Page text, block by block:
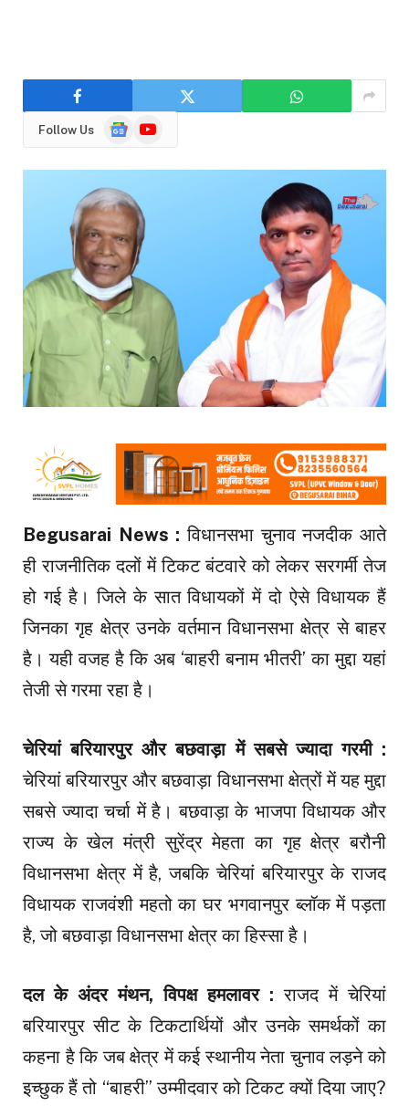
Follow Us
GoogleYouTube
Begusarai News :विधानसभा चुनाव नजदीक आते
ही राजनीतिक दलों में टिकट बंटवारे को लेकर सरगर्मी तेज
हो गई है। जिले के सात विधायकों में दो ऐसे विधायक हैं
जिनका गृह क्षेत्र उनके वर्तमान विधानसभा क्षेत्र से बाहर
है। यही वजह है कि अब ‘बाहरी बनाम भीतरी’ का मुद्दा यहां
तेजी से गरमा रहा है।
चेरियां बरियारपुर और बछवाड़ा में सबसे ज्यादा गरमी :
चेरियां बरियारपुर और बछवाड़ा विधानसभा क्षेत्रों में यह मुद्दा
सबसे ज्यादा चर्चा में है। बछवाड़ा के भाजपा विधायक और
राज्य के खेल मंत्री सुरेंद्र मेहता का गृह क्षेत्र बरौनी
विधानसभा क्षेत्र में है, जबकि चेरियां बरियारपुर के राजद
विधायक राजवंशी महतो का घर भगवानपुर ब्लॉक में पड़ता
है, जो बछवाड़ा विधानसभा क्षेत्र का हिस्सा है।
दल के अंदर मंथन, विपक्ष हमलावर :राजद में चेरियां
बरियारपुर सीट के टिकटार्थियों और उनके समर्थकों का
कहना है कि जब क्षेत्र में कई स्थानीय नेता चुनाव लड़ने को
इच्छुक हैं तो “बाहरी” उम्मीदवार को टिकट क्यों दिया जाए?